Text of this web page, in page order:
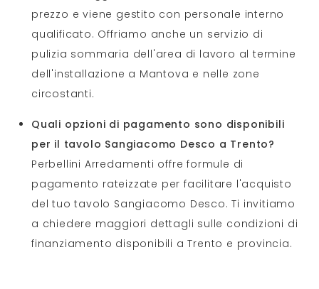
prezzo e viene gestito con personale interno
qualificato. Offriamo anche un servizio di
pulizia sommaria dell'area di lavoro al termine
dell'installazione a Mantova e nelle zone
circostanti.
Quali opzioni di pagamento sono disponibili
per il tavolo Sangiacomo Desco a Trento?
Perbellini Arredamenti offre formule di
pagamento rateizzate per facilitare l'acquisto
del tuo tavolo Sangiacomo Desco. Ti invitiamo
a chiedere maggiori dettagli sulle condizioni di
finanziamento disponibili a Trento e provincia.